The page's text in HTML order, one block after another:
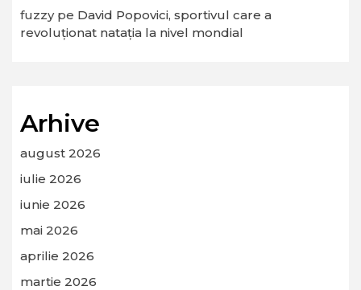
fuzzype David Popovici, sportivul care a
revoluționat natația la nivel mondial
Arhive
august 2026
iulie 2026
iunie 2026
mai 2026
aprilie 2026
martie 2026